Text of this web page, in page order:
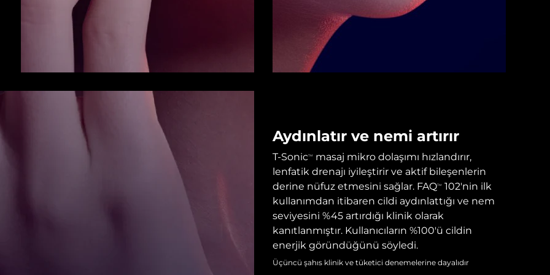
Aydınlatır ve nemi artırır
T-SonicTM
masaj mikro dolaşımı hızlandırır,
lenfatik drenajı iyileştirir ve aktif bileşenlerin
derine nüfuz etmesini sağlar. FAQTM
102'nin ilk
kullanımdan itibaren cildi aydınlattığı ve nem
seviyesini %45 artırdığı klinik olarak
kanıtlanmıştır. Kullanıcıların %100'ü cildin
enerjik göründüğünü söyledi.
Üçüncü şahıs klinik ve tüketici denemelerine dayalıdır